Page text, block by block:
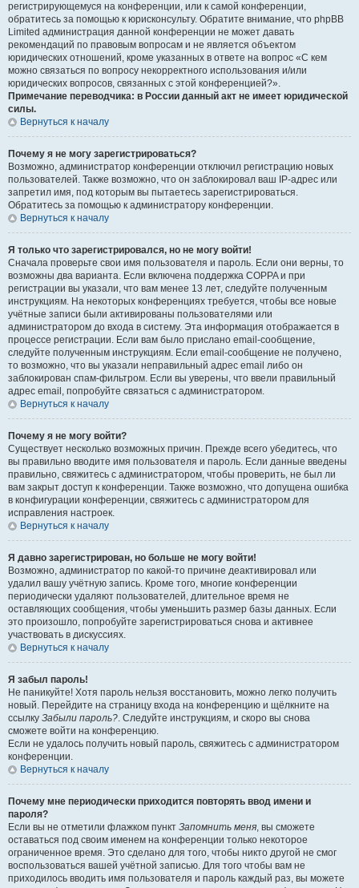
регистрирующемуся на конференции, или к самой конференции,
обратитесь за помощью к юрисконсульту. Обратите внимание, что phpBB
Limited администрация данной конференции не может давать
рекомендаций по правовым вопросам и не является объектом
юридических отношений, кроме указанных в ответе на вопрос «С кем
можно связаться по вопросу некорректного использования и/или
юридических вопросов, связанных с этой конференцией?».
Примечание переводчика: в России данный акт не имеет юридической
силы.
Вернуться к началу
Почему я не могу зарегистрироваться?
Возможно, администратор конференции отключил регистрацию новых
пользователей. Также возможно, что он заблокировал ваш IP-адрес или
запретил имя, под которым вы пытаетесь зарегистрироваться.
Обратитесь за помощью к администратору конференции.
Вернуться к началу
Я только что зарегистрировался, но не могу войти!
Сначала проверьте свои имя пользователя и пароль. Если они верны, то
возможны два варианта. Если включена поддержка COPPA и при
регистрации вы указали, что вам менее 13 лет, следуйте полученным
инструкциям. На некоторых конференциях требуется, чтобы все новые
учётные записи были активированы пользователями или
администратором до входа в систему. Эта информация отображается в
процессе регистрации. Если вам было прислано email-сообщение,
следуйте полученным инструкциям. Если email-сообщение не получено,
то возможно, что вы указали неправильный адрес email либо он
заблокирован спам-фильтром. Если вы уверены, что ввели правильный
адрес email, попробуйте связаться с администратором.
Вернуться к началу
Почему я не могу войти?
Существует несколько возможных причин. Прежде всего убедитесь, что
вы правильно вводите имя пользователя и пароль. Если данные введены
правильно, свяжитесь с администратором, чтобы проверить, не был ли
вам закрыт доступ к конференции. Также возможно, что допущена ошибка
в конфигурации конференции, свяжитесь с администратором для
исправления настроек.
Вернуться к началу
Я давно зарегистрирован, но больше не могу войти!
Возможно, администратор по какой-то причине деактивировал или
удалил вашу учётную запись. Кроме того, многие конференции
периодически удаляют пользователей, длительное время не
оставляющих сообщения, чтобы уменьшить размер базы данных. Если
это произошло, попробуйте зарегистрироваться снова и активнее
участвовать в дискуссиях.
Вернуться к началу
Я забыл пароль!
Не паникуйте! Хотя пароль нельзя восстановить, можно легко получить
новый. Перейдите на страницу входа на конференцию и щёлкните на
ссылку Забыли пароль?. Следуйте инструкциям, и скоро вы снова
сможете войти на конференцию.
Если не удалось получить новый пароль, свяжитесь с администратором
конференции.
Вернуться к началу
Почему мне периодически приходится повторять ввод имени и
пароля?
Если вы не отметили флажком пункт Запомнить меня, вы сможете
оставаться под своим именем на конференции только некоторое
ограниченное время. Это сделано для того, чтобы никто другой не смог
воспользоваться вашей учётной записью. Для того чтобы вам не
приходилось вводить имя пользователя и пароль каждый раз, вы можете